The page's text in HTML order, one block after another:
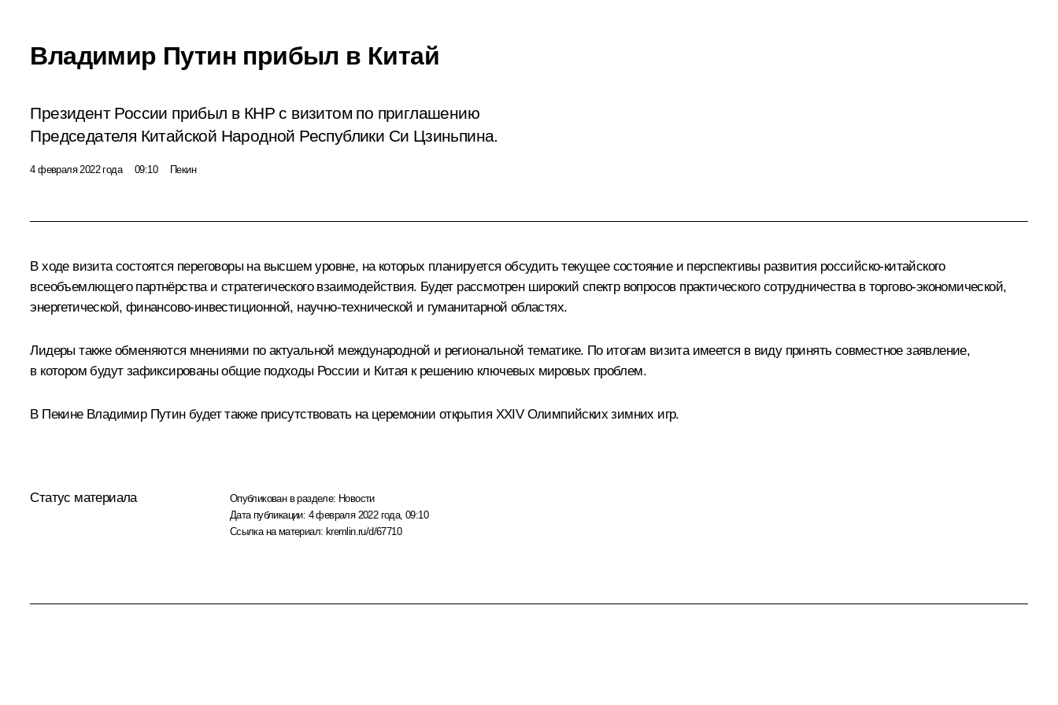
Владимир Путин прибыл в Китай
Президент России прибыл в КНР с визитом по приглашению
Председателя Китайской Народной Республики Си Цзиньпина.
4 февраля 2022 года 09:10 Пекин
В ходе визита состоятся переговоры на высшем уровне, на которых планируется обсудить текущее состояние и перспективы развития российско-китайского
всеобъемлющего партнёрства и стратегического взаимодействия. Будет рассмотрен широкий спектр вопросов практического сотрудничества в торгово-экономической,
энергетической, финансово-инвестиционной, научно-технической и гуманитарной областях.
Лидеры также обменяются мнениями по актуальной международной и региональной тематике. По итогам визита имеется в виду принять совместное заявление,
в котором будут зафиксированы общие подходы России и Китая к решению ключевых мировых проблем.
В Пекине Владимир Путин будет также присутствовать на церемонии открытия XXIV Олимпийских зимних игр.
Статус материала Опубликован в разделе: Новости
Дата публикации: 4 февраля 2022 года, 09:10
Ссылка на материал: kremlin.ru/d/67710